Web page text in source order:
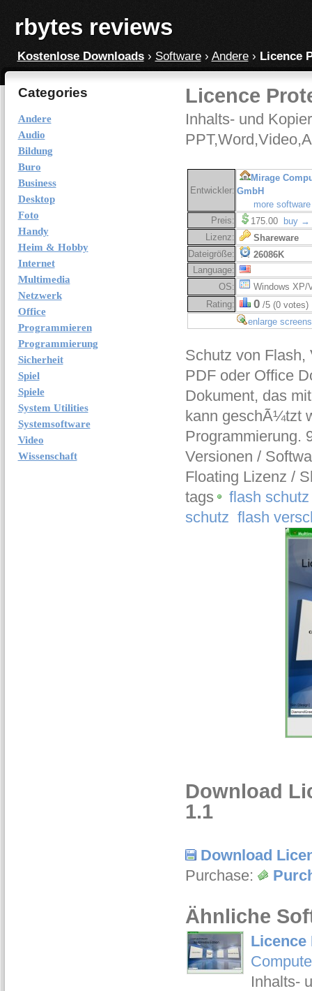
rbytes reviews
Kostenlose Downloads› Software› Andere› Licence
Categories
Andere
Audio
Bildung
Buro
Business
Desktop
Foto
Handy
Heim & Hobby
Internet
Multimedia
Netzwerk
Office
Programmieren
Programmierung
Sicherheit
Spiel
Spiele
System Utilities
Systemsoftware
Video
Wissenschaft
Licence
Inhalts- und
Entwickler:
Mirage
GmbH
more
Preis:
175.00
buy →
Lizenz:
Shareware
Dateigröße:
26086K
Language:
OS:
Windows XP/
Rating:
0/5 (0 votes)
enlarge
Schutz von Flash,
PDF oder Office
Dokument, das
kann geschÃ¼tzt
Programmierung.
Versionen /
Floating Lizenz /
tags
flash schutz
schutz flash
Download
1.1
Download
Purchase:
Ähnliche
Licence
Inhalts-